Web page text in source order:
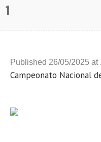
1
Published 26/05/2025 at
Campeonato Nacional